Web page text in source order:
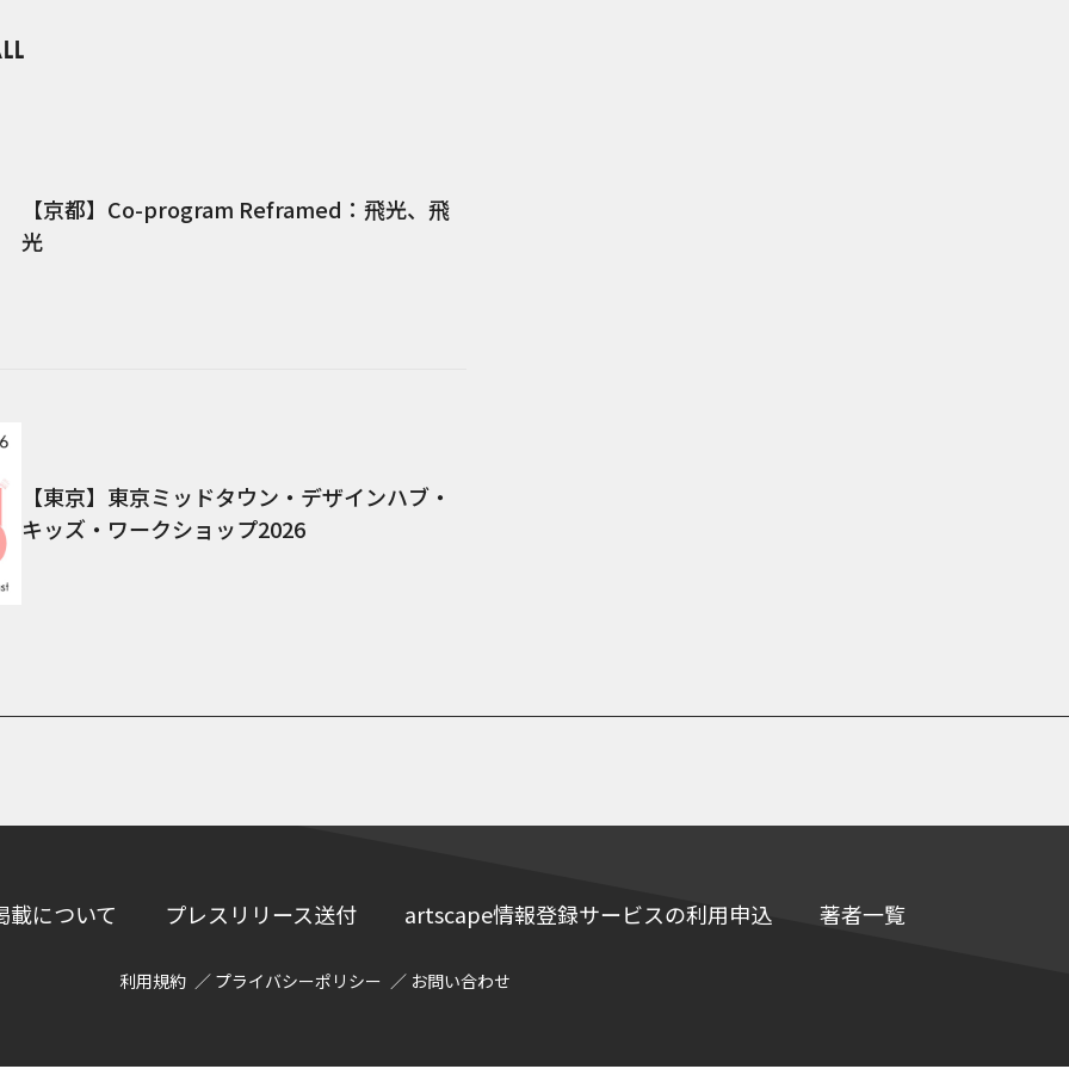
【京都】Co-program Reframed：飛光、飛
光
【東京】東京ミッドタウン・デザインハブ・
キッズ・ワークショップ2026
載について プレスリリース送付 artscape情報登録サービスの利用申込 著者一覧
利用規約 プライバシーポリシー お問い合わせ